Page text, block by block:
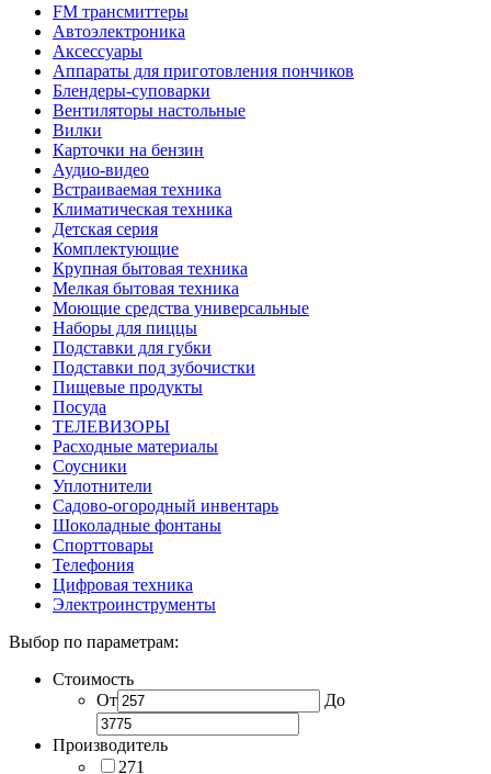
FM трансмиттеры
Автоэлектроника
Аксессуары
Аппараты для приготовления пончиков
Блендеры-суповарки
Вентиляторы настольные
Вилки
Карточки на бензин
Аудио-видео
Встраиваемая техника
Климатическая техника
Детская серия
Комплектующие
Крупная бытовая техника
Мелкая бытовая техника
Моющие средства универсальные
Наборы для пиццы
Подставки для губки
Подставки под зубочистки
Пищевые продукты
Посуда
ТЕЛЕВИЗОРЫ
Расходные материалы
Соусники
Уплотнители
Садово-огородный инвентарь
Шоколадные фонтаны
Спорттовары
Телефония
Цифровая техника
Электроинструменты
Выбор по параметрам:
Стоимость
От
До
Производитель
271